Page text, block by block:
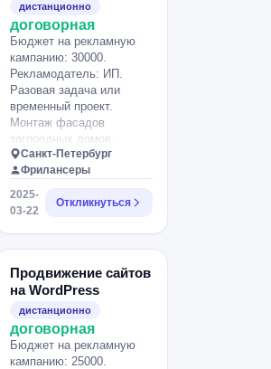
дистанционно
договорная
Бюджет на рекламную
кампанию: 30000.
Рекламодатель: ИП.
Разовая задача или
временный проект.
Монтаж фасадов
загородных домов.
Санкт-Петербург
Фрилансеры
2025-
03-22
Откликнуться
Продвижение сайтов
на WordPress
дистанционно
договорная
Бюджет на рекламную
кампанию: 25000.